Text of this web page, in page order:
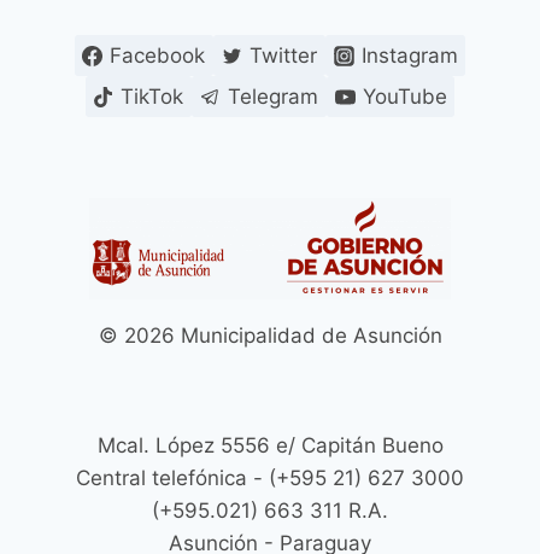
SIN
NI
Facebook Twitter
Instagram
TikTok
Telegram YouTube
© 2026 Municipalidad de Asunción
Mcal. López 5556 e/ Capitán Bueno
Central telefónica - (+595 21) 627 3000
(+595.021) 663 311 R.A.
Asunción - Paraguay